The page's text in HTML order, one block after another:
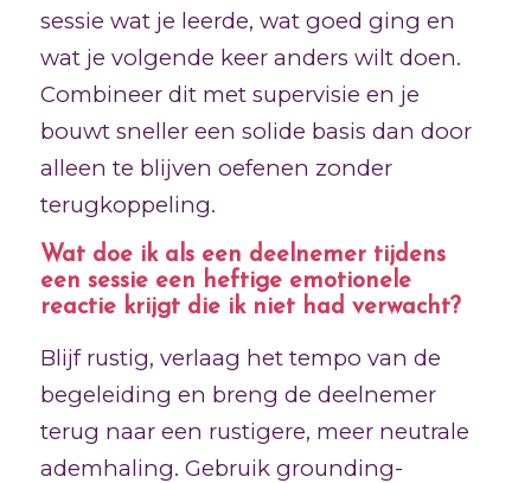
sessie wat je leerde, wat goed ging en
wat je volgende keer anders wilt doen.
Combineer dit met supervisie en je
bouwt sneller een solide basis dan door
alleen te blijven oefenen zonder
terugkoppeling.
Wat doe ik als een deelnemer tijdens
een sessie een heftige emotionele
reactie krijgt die ik niet had verwacht?
Blijf rustig, verlaag het tempo van de
begeleiding en breng de deelnemer
terug naar een rustigere, meer neutrale
ademhaling. Gebruik grounding-